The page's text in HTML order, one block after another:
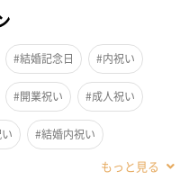
可愛いデザインは、パッケ
ります。
リーン）各1点、クロワッサ
#結婚記念日 #内祝い
#開業祝い #成人祝い
#結婚内祝い
#喜寿祝い